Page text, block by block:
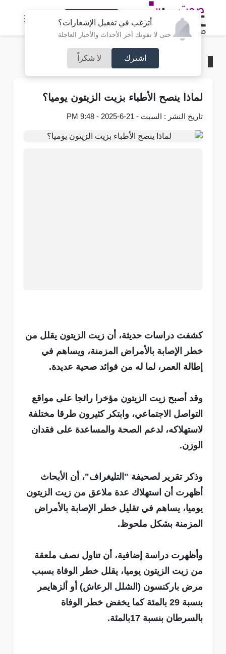
أترغب في تفعيل الإشعارات؟
حتى لا تفوتك آخر الأحداث والأخبار العاجلة
اشترك لا شكراً
النسخة الكاملة
منوعات
لماذا ينصح الأطباء بزيت الزيتون يوميا؟
تاريخ النشر : السبت - 21-6-2025 - 9:48 PM
كشفت دراسات حديثة، أن زيت الزيتون يقلل من
خطر الإصابة بالأمراض المزمنة، ويساهم في
إطالة العمر، لما له من فوائد صحية عديدة.
وقد أصبح زيت الزيتون مؤخرا رائجا على مواقع
التواصل الاجتماعي، وابتكر كثيرون طرقا مختلفة
لاستهلاكه، لدعم الصحة والمساعدة على فقدان
الوزن.
وذكر تقرير لصحيفة "التليغراف"، أن الأبحاث
أظهرت أن استهلاك عدة ملاعق من زيت الزيتون
يوميا، يساهم في تقليل خطر الإصابة بالأمراض
المزمنة بشكل ملحوظ.
وأظهرت دراسة إضافية، أن تناول نصف ملعقة
من زيت الزيتون يوميا، يقلل خطر الوفاة بسبب
مرض باركنسون (الشلل الرعاش) أو ألزهايمر
بنسبة 29 بالمئة كما يخفض خطر الوفاة
بالسرطان بنسبة 17بالمئة.